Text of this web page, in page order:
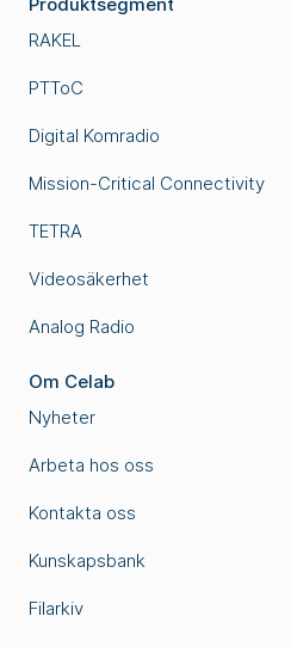
RAKEL
PTToC
Digital Komradio
Mission-Critical Connectivity
TETRA
Videosäkerhet
Analog Radio
Om Celab
Nyheter
Arbeta hos oss
Kontakta oss
Kunskapsbank
Filarkiv